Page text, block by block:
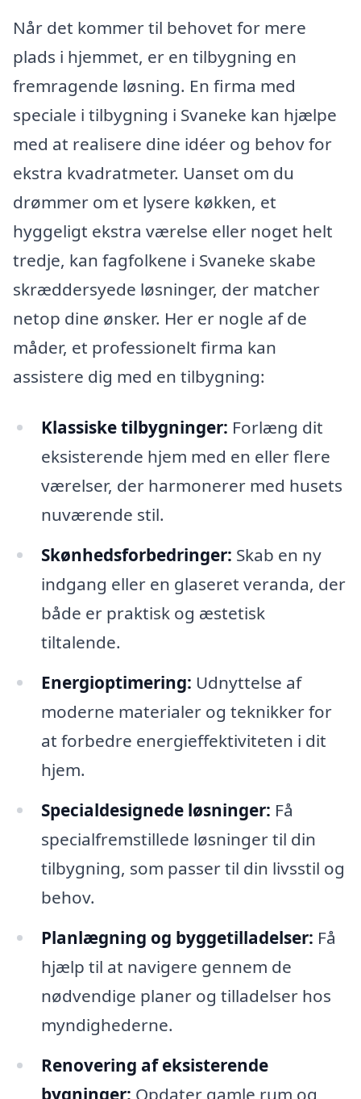
Når det kommer til behovet for mere
plads i hjemmet, er en tilbygning en
fremragende løsning. En firma med
speciale i tilbygning i Svaneke kan hjælpe
med at realisere dine idéer og behov for
ekstra kvadratmeter. Uanset om du
drømmer om et lysere køkken, et
hyggeligt ekstra værelse eller noget helt
tredje, kan fagfolkene i Svaneke skabe
skræddersyede løsninger, der matcher
netop dine ønsker. Her er nogle af de
måder, et professionelt firma kan
assistere dig med en tilbygning:
Klassiske tilbygninger: Forlæng dit
eksisterende hjem med en eller flere
værelser, der harmonerer med husets
nuværende stil.
Skønhedsforbedringer: Skab en ny
indgang eller en glaseret veranda, der
både er praktisk og æstetisk
tiltalende.
Energioptimering: Udnyttelse af
moderne materialer og teknikker for
at forbedre energieffektiviteten i dit
hjem.
Specialdesignede løsninger: Få
specialfremstillede løsninger til din
tilbygning, som passer til din livsstil og
behov.
Planlægning og byggetilladelser: Få
hjælp til at navigere gennem de
nødvendige planer og tilladelser hos
myndighederne.
Renovering af eksisterende
bygninger: Opdater gamle rum og